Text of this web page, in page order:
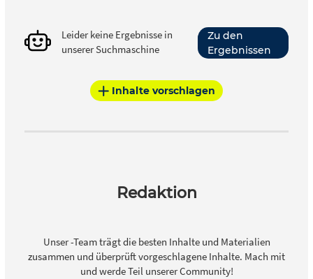
Leider keine Ergebnisse in
unserer Suchmaschine
Zu den
Ergebnissen
Inhalte vorschlagen
Redaktion
Unser -Team trägt die besten Inhalte und Materialien
zusammen und überprüft vorgeschlagene Inhalte. Mach mit
und werde Teil unserer Community!